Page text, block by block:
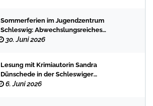
Sommerferien im Jugendzentrum
Schleswig: Abwechslungsreiches
Programm für Kinder und Jugendliche
30. Juni 2026
Lesung mit Krimiautorin Sandra
Dünschede in der Schleswiger
Stadtbücherei
6. Juni 2026